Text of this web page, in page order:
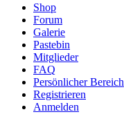
Shop
Forum
Galerie
Pastebin
Mitglieder
FAQ
Persönlicher Bereich
Registrieren
Anmelden